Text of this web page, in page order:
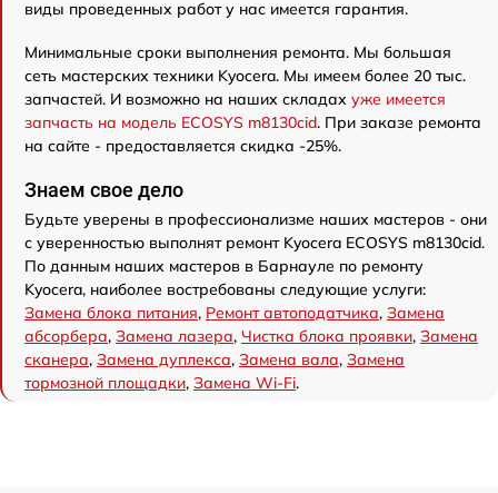
виды проведенных работ у нас имеется гарантия.
Минимальные сроки выполнения ремонта. Мы большая
сеть мастерских техники Kyocera. Мы имеем более 20 тыс.
запчастей. И возможно на наших складах уже имеется
запчасть на модель ECOSYS m8130cid. При заказе ремонта
на сайте - предоставляется скидка -25%.
Знаем свое дело
Будьте уверены в профессионализме наших мастеров - они
с уверенностью выполнят ремонт Kyocera ECOSYS m8130cid.
По данным наших мастеров в Барнауле по ремонту
Kyocera, наиболее востребованы следующие услуги:
Замена блока питания, Ремонт автоподатчика, Замена
абсорбера, Замена лазера, Чистка блока проявки, Замена
сканера, Замена дуплекса, Замена вала, Замена
тормозной площадки, Замена Wi-Fi.